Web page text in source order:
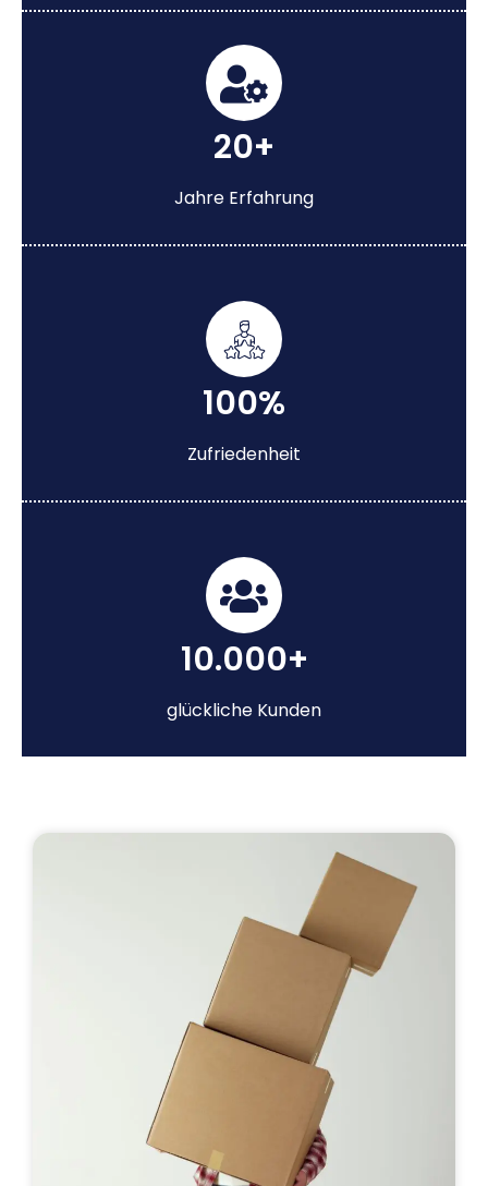
20+
Jahre Erfahrung
100%
Zufriedenheit
10.000+
glückliche Kunden